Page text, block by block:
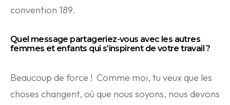
convention 189.
Quel message partageriez-vous avec les autres
femmes et enfants qui s’inspirent de votre travail ?
Beaucoup de force ! Comme moi, tu veux que les
choses changent, où que nous soyons, nous devons